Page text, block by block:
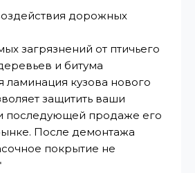
дорожных
загрязнений от птичьего
и битума
кузова нового
защитить ваши
последующей продаже его
После демонтажа
покрытие не